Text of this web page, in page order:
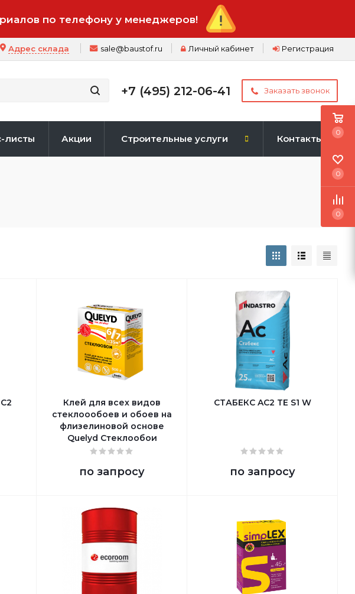
по телефону у менеджеров!
Регистрация
Личный кабинет
sale@baustof.ru
Адрес склада
+7 (495) 212-06-41 Заказать звонок
листы Акции Строительные услуги Контакты
Клей для всех видов
стеклоообоев и обоев на
флизелиновой основе
Quelyd Стеклообои
по запросу
СТАБЕКС AC2 TE S1 W
по запросу
0
0
0